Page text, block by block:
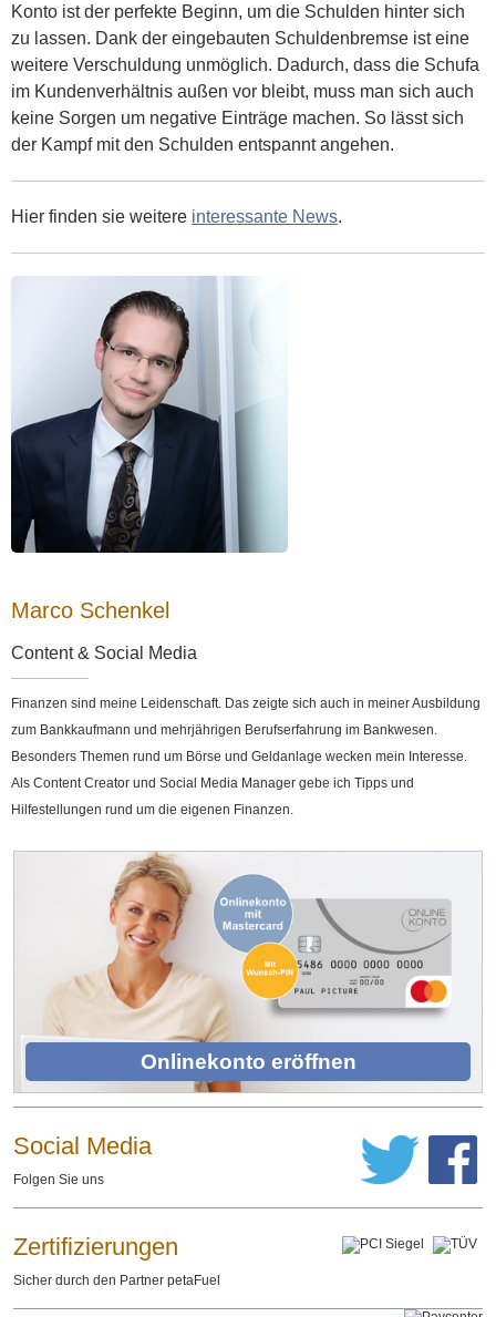
Konto ist der perfekte Beginn, um die Schulden hinter sich
zu lassen. Dank der eingebauten Schuldenbremse ist eine
weitere Verschuldung unmöglich. Dadurch, dass die Schufa
im Kundenverhältnis außen vor bleibt, muss man sich auch
keine Sorgen um negative Einträge machen. So lässt sich
der Kampf mit den Schulden entspannt angehen.
Hier finden sie weitere interessante News.
Marco Schenkel
Content & Social Media
Finanzen sind meine Leidenschaft. Das zeigte sich auch in meiner Ausbildung
zum Bankkaufmann und mehrjährigen Berufserfahrung im Bankwesen.
Besonders Themen rund um Börse und Geldanlage wecken mein Interesse.
Als Content Creator und Social Media Manager gebe ich Tipps und
Hilfestellungen rund um die eigenen Finanzen.
Onlinekonto eröffnen
Social Media
Folgen Sie uns
Zertifizierungen
Sicher durch den Partner petaFuel